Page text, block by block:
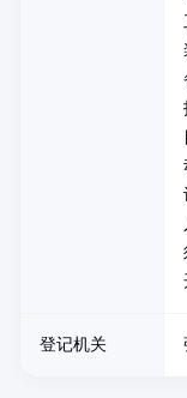
登记机关